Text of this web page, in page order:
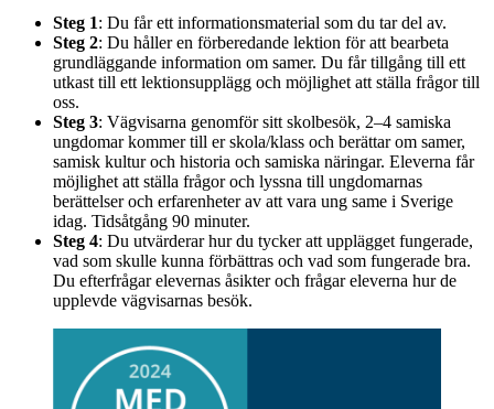
Steg 1: Du får ett informationsmaterial som du tar del av.
Steg 2: Du håller en förberedande lektion för att bearbeta
grundläggande information om samer. Du får tillgång till ett
utkast till ett lektionsupplägg och möjlighet att ställa frågor till
oss.
Steg 3: Vägvisarna genomför sitt skolbesök, 2–4 samiska
ungdomar kommer till er skola/klass och berättar om samer,
samisk kultur och historia och samiska näringar. Eleverna får
möjlighet att ställa frågor och lyssna till ungdomarnas
berättelser och erfarenheter av att vara ung same i Sverige
idag. Tidsåtgång 90 minuter.
Steg 4: Du utvärderar hur du tycker att upplägget fungerade,
vad som skulle kunna förbättras och vad som fungerade bra.
Du efterfrågar elevernas åsikter och frågar eleverna hur de
upplevde vägvisarnas besök.